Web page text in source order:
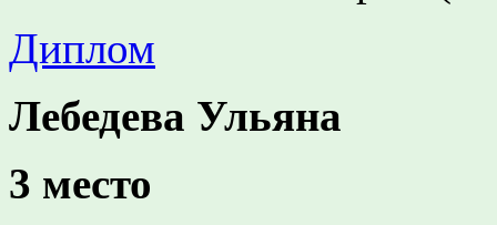
Диплом
Лебедева Ульяна
3 место